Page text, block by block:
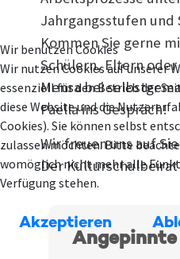
Jahrgangsstufen
Kommen Sie gerne
Schülern, Eltern
Mensa bei
Paella ins Gespräch!
Wir freuen uns auf
Der Kulturschulbeirat
Wir benutzen Cookies
Wir nutzen Cookies auf unserer
essenziell für den Betrieb der
diese Website und die
Cookies). Sie können selbst
zulassen möchten. Bitte
womöglich nicht mehr alle
Verfügung stehen.
Akzeptieren